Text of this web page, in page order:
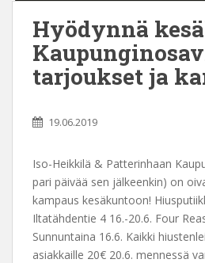
Hyödynnä
tarjoukset ja
19.06.2019
Iso-Heikkilä & Patterinhaan
pari päivää sen jälkeenkin) on
kampaus kesäkuntoon!
Iltatähdentie 4 16.-20.6. Four
Sunnuntaina 16.6. Kaikki
asiakkaille 20€ 20.6. mennessä